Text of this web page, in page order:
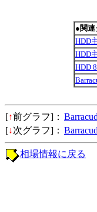
●関連
HDD
HDD
HDD
[↑前グラフ]：
[↓次グラフ]：
相場情報に戻る